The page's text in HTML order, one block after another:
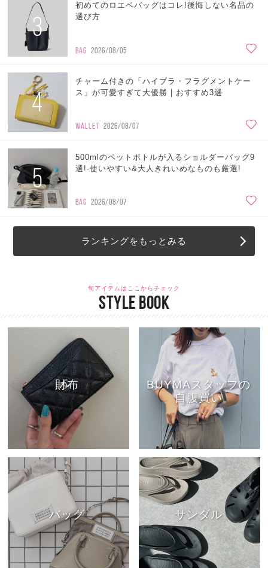
3
初めてのロエベバッグはコレ!後悔しない名品の
選び方
BAG 2026/08/05
4
チャーム付きの「ハイブラ・フラグメントケー
ス」が可愛すぎて大優勝 | おすすめ3選
WALLET 2026/08/07
5
500mlのペットボトルが入るショルダーバッグ9
選!-使いやすい&大人きれいめなものも厳選!
BAG 2026/08/07
ランキングをもっとみる
旬アイテムはここからチェック
STYLE BOOK
財布
BUYMAスタッフの
自腹買い
バッグ サンダル